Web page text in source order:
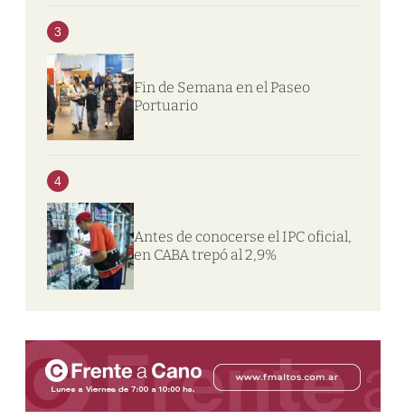
3
Fin de Semana en el Paseo
Portuario
4
Antes de conocerse el IPC oficial,
en CABA trepó al 2,9%